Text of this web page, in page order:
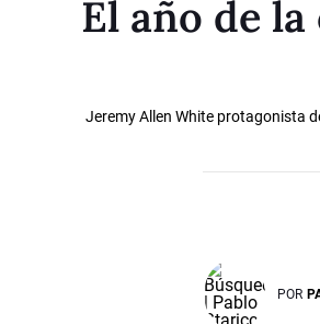
El año de
Jeremy Allen White protagonista
POR